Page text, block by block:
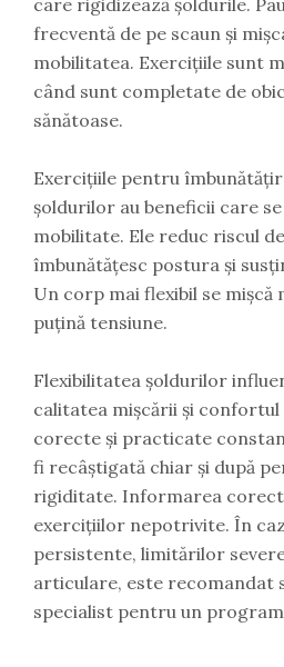
frecventă de pe scaun și
mobilitatea. Exercițiile sunt
când sunt completate de
sănătoase.
Exercițiile pentru
șoldurilor au beneficii care
mobilitate. Ele reduc riscul
îmbunătățesc postura și
Un corp mai flexibil se mișcă
puțină tensiune.
Flexibilitatea șoldurilor
calitatea mișcării și
corecte și practicate
fi recâștigată chiar și după
rigiditate. Informarea
exercițiilor nepotrivite. În
persistente, limitărilor
articulare, este recomandat
specialist pentru un